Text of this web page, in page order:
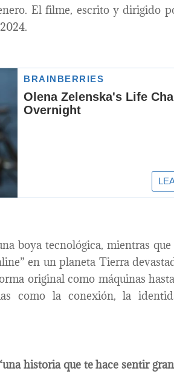
El filme, escrito y dirigido
boya tecnológica, mientras
en un planeta Tierra
original como máquinas
como la conexión, la
historia que te hace sentir